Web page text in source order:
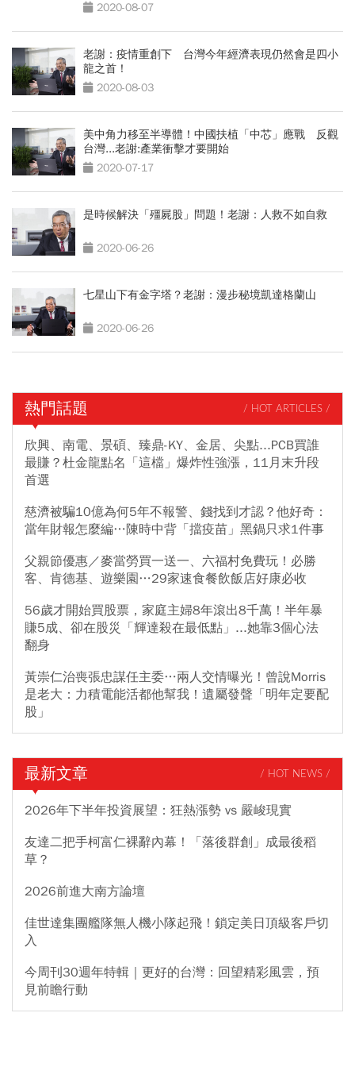
2020-08-07
老謝：疫情重創下 台灣今年經濟表現仍然會是四小
龍之首！
2020-08-03
美中角力移至半導體！中國扶植「中芯」應戰 反觀
台灣...老謝:產業衝擊才要開始
2020-07-17
是時候解決「殭屍股」問題！老謝：人救不如自救
2020-06-26
七星山下有金字塔？老謝：漫步秘境凱達格蘭山
2020-06-26
熱門話題 / HOT ARTICLES /
欣興、南電、景碩、臻鼎-KY、金居、尖點...PCB買誰
最賺？杜金龍點名「這檔」爆炸性強漲，11月末升段
首選
慈濟被騙10億為何5年不報警、錢找到才認？他好奇：
當年財報怎麼編…陳時中背「擋疫苗」黑鍋只求1件事
父親節優惠／麥當勞買一送一、六福村免費玩！必勝
客、肯德基、遊樂園…29家速食餐飲飯店好康必收
56歲才開始買股票，家庭主婦8年滾出8千萬！半年暴
賺5成、卻在股災「輝達殺在最低點」...她靠3個心法
翻身
黃崇仁治喪張忠謀任主委…兩人交情曝光！曾說Morris
是老大：力積電能活都他幫我！遺屬發聲「明年定要配
股」
最新文章 / HOT NEWS /
2026年下半年投資展望：狂熱漲勢 vs 嚴峻現實
友達二把手柯富仁裸辭內幕！「落後群創」成最後稻
草？
2026前進大南方論壇
佳世達集團艦隊無人機小隊起飛！鎖定美日頂級客戶切
入
今周刊30週年特輯｜更好的台灣：回望精彩風雲，預
見前瞻行動